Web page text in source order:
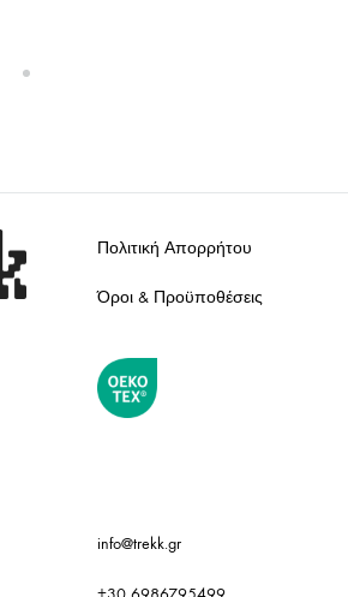
Πολιτική Απορρήτου
Όροι & Προϋποθέσεις
info@trekk.gr